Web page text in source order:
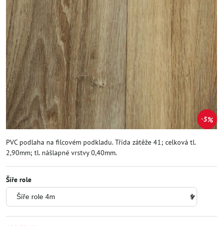
5%
PVC podlaha na filcovém podkladu. Třída zátěže 41; celková tl.
2,90mm; tl. nášlapné vrstvy 0,40mm.
Šíře role